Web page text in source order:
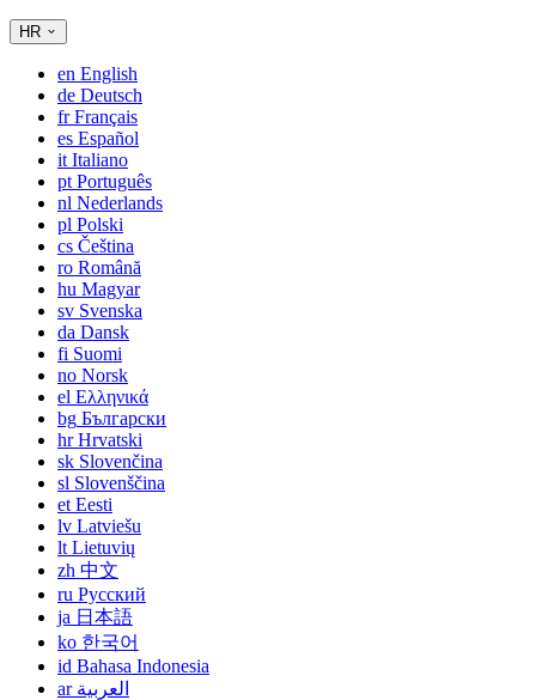
HR
en English
de Deutsch
frFrançais
es Español
it Italiano
pt Português
nl Nederlands
pl Polski
cs Čeština
ro Română
hu Magyar
sv Svenska
da Dansk
fi Suomi
no Norsk
el Ελληνικά
bg Български
hrHrvatski
sk Slovenčina
sl Slovenščina
et Eesti
lv Latviešu
lt Lietuvių
zh 中文
ru Русский
ja 日本語
ko 한국어
id Bahasa Indonesia
ar العربية